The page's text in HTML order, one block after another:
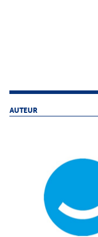
AUTEUR